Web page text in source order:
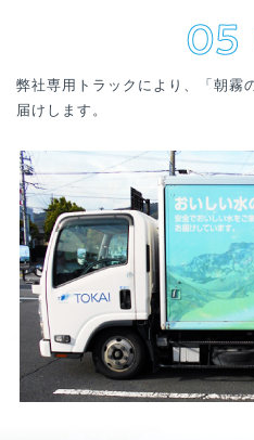
弊社専用トラックにより、「朝霧
届けします。